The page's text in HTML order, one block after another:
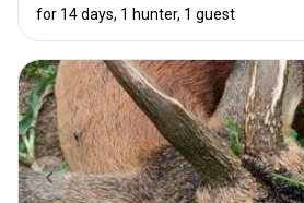
for 14 days, 1 hunter, 1 guest